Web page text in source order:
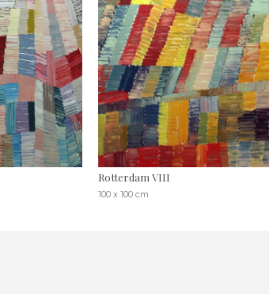
Rotterdam VIII
100 x 100 cm